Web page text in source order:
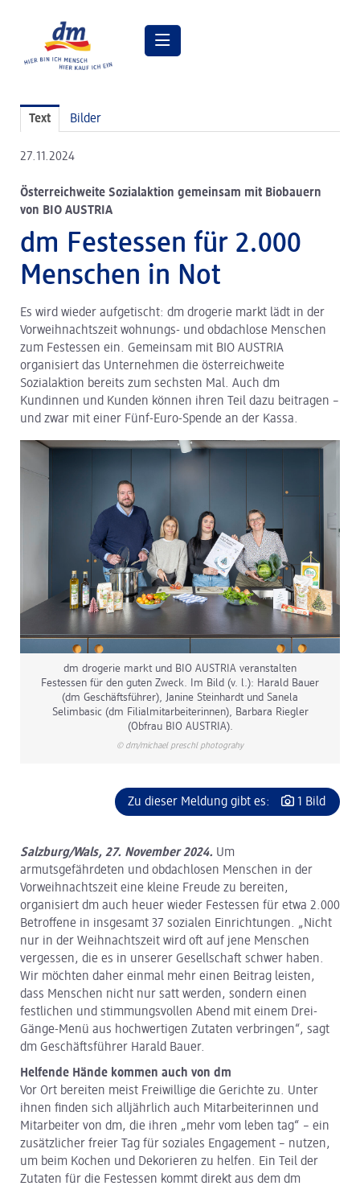
Pressebilder
dm Geschäftsführung
dm Markt
Lehre bei dm
Arbeiten bei dm
dm Online Shop
Pressekontakt
ACTIVE BEAUTY
Text Bilder
27.11.2024
Österreichweite Sozialaktion gemeinsam mit Biobauern
von BIO AUSTRIA
dm Festessen für 2.000
Menschen in Not
Es wird wieder aufgetischt: dm drogerie markt lädt in der
Vorweihnachtszeit wohnungs- und obdachlose Menschen
zum Festessen ein. Gemeinsam mit BIO AUSTRIA
organisiert das Unternehmen die österreichweite
Sozialaktion bereits zum sechsten Mal. Auch dm
Kundinnen und Kunden können ihren Teil dazu beitragen –
und zwar mit einer Fünf-Euro-Spende an der Kassa.
dm drogerie markt und BIO AUSTRIA veranstalten
Festessen für den guten Zweck. Im Bild (v. l.): Harald Bauer
(dm Geschäftsführer), Janine Steinhardt und Sanela
Selimbasic (dm Filialmitarbeiterinnen), Barbara Riegler
(Obfrau BIO AUSTRIA).
© dm/michael preschl photograhy
Zu dieser Meldung gibt es: 1 Bild
Salzburg/Wals, 27. November 2024. Um
armutsgefährdeten und obdachlosen Menschen in der
Vorweihnachtszeit eine kleine Freude zu bereiten,
organisiert dm auch heuer wieder Festessen für etwa 2.000
Betroffene in insgesamt 37 sozialen Einrichtungen. „Nicht
nur in der Weihnachtszeit wird oft auf jene Menschen
vergessen, die es in unserer Gesellschaft schwer haben.
Wir möchten daher einmal mehr einen Beitrag leisten,
dass Menschen nicht nur satt werden, sondern einen
festlichen und stimmungsvollen Abend mit einem Drei-
Gänge-Menü aus hochwertigen Zutaten verbringen“, sagt
dm Geschäftsführer Harald Bauer.
Helfende Hände kommen auch von dm
Vor Ort bereiten meist Freiwillige die Gerichte zu. Unter
ihnen finden sich alljährlich auch Mitarbeiterinnen und
Mitarbeiter von dm, die ihren „mehr vom leben tag“ – ein
zusätzlicher freier Tag für soziales Engagement – nutzen,
um beim Kochen und Dekorieren zu helfen. Ein Teil der
Zutaten für die Festessen kommt direkt aus dem dm